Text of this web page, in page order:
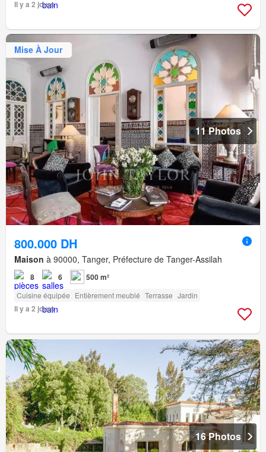
Il y a 2 jours
Mise À Jour
11 Photos
800.000 DH
Maison à 90000, Tanger, Préfecture de Tanger-Assilah
8 6 500 m²
Cuisine équipée Entièrement meublé Terrasse Jardin
Il y a 2 jours
16 Photos